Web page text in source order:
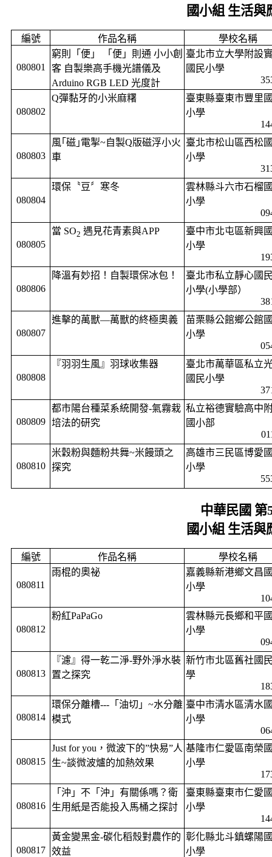
國小組 生活與
編號 作品名稱 學校名稱
080801
窮則「便」 「便」則通 小小創
客 自製樂高手機光譜儀及
Arduino RGB LED 光度計
臺北市立大學附設
國民小學
080802
Q彈黏牙的小米麻糬
臺東縣臺東市豐里
小學
080803
風｢磁｣電掣~自製Q版磁浮小火
車
臺北市松山區西松
小學
080804
環保〝豆〞寒冬
雲林縣斗六市石榴
小學
080805
當 SO2 遇見花青素與APP
臺中市北屯區新興
小學
080806
降溫有妙招！自製環保冰包！
臺北市私立靜心國
小學(小學部）
080807
進擊的萬獸—萬獸的終極奧義
苗栗縣公館鄉公館
小學
080808
『羽羽生風』羽球收集器
臺北市萬華區私立
國民小學
080809
都市陽台種菜系統開發-氣霧栽
培法的研究
私立裕德實驗高中
國小部
080810
米穀粉與麵粉共舞~米饅頭之
探究
高雄市三民區博愛
小學
中華民國 第
國小組 生活與
編號 作品名稱 學校名稱
080811
雨棍的奧祕
嘉義縣新港鄉文昌
小學
080812
粉紅PaPaGo
雲林縣元長鄉和平
小學
080813
『濾』得一乾二淨-野外淨水裝
置之探究
新竹市北區舊社國
學
080814
環保分離槽---「油切」 ~水分離
模式
臺中市清水區清水
小學
080815
Just for you ，微波下的”快易”人
生~談微波爐的加熱效果
基隆市仁愛區南榮
小學
080816
「沖」不「沖」有關係嗎？衛
生用紙是否能投入馬桶之探討
臺東縣臺東市仁愛
小學
080817
黃金變黑金-碳化稻殼對農作的
效益
彰化縣北斗鎮螺陽
小學